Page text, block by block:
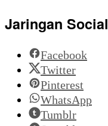
Jaringan Social
Facebook
Twitter
Pinterest
WhatsApp
Tumblr